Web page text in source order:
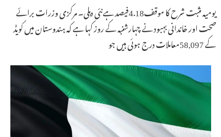
یومیہ مثبت شرح کا موقف4.18فیصد ہےنئی دہلی۔ مرکزی وزرات برائے
صحت اور خاندانی بہبود نے چہارشنبہ کے روز کہا ہے کہ ہندوستان میں کویڈ
کے 58,097معاملات درج ہوئی ہیں جو